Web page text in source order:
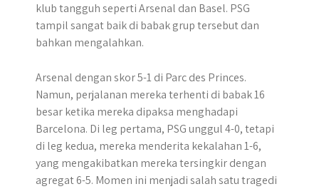
klub tangguh seperti Arsenal dan Basel. PSG
tampil sangat baik di babak grup tersebut dan
bahkan mengalahkan.
Arsenal dengan skor 5-1 di Parc des Princes.
Namun, perjalanan mereka terhenti di babak 16
besar ketika mereka dipaksa menghadapi
Barcelona. Di leg pertama, PSG unggul 4-0, tetapi
di leg kedua, mereka menderita kekalahan 1-6,
yang mengakibatkan mereka tersingkir dengan
agregat 6-5. Momen ini menjadi salah satu tragedi